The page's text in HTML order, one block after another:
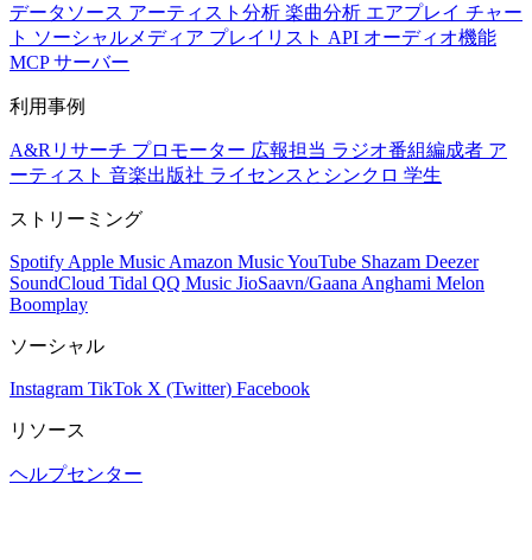
データソース アーティスト分析 楽曲分析 エアプレイ チャー
ト ソーシャルメディア プレイリスト API オーディオ機能
MCP サーバー
利用事例
A&Rリサーチ プロモーター 広報担当 ラジオ番組編成者 ア
ーティスト 音楽出版社 ライセンスとシンクロ 学生
ストリーミング
Spotify Apple Music Amazon MusicYouTube Shazam Deezer
SoundCloud Tidal QQ Music JioSaavn/Gaana Anghami Melon
Boomplay
ソーシャル
Instagram TikTok X (Twitter) Facebook
リソース
ヘルプセンター